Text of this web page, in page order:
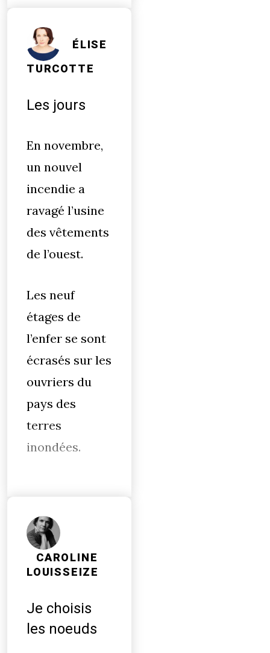
ÉLISE
TURCOTTE
Les jours
En novembre,
un nouvel
incendie a
ravagé l’usine
des vêtements
de l’ouest.
Les neuf
étages de
l’enfer se sont
écrasés sur les
ouvriers du
pays des
terres
inondées.
CAROLINE
LOUISSEIZE
Je choisis
les noeuds